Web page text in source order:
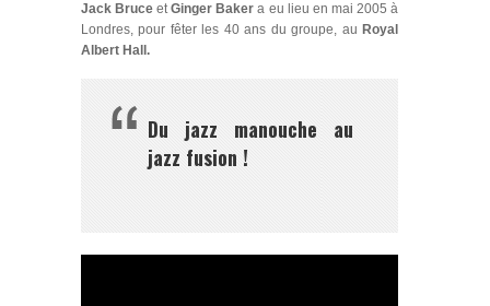
Jack Bruce etGinger Baker a eu lieu en mai 2005 à
Londres, pour fêter les 40 ans du groupe, au Royal
Albert Hall.
Du jazz manouche au
jazz fusion !